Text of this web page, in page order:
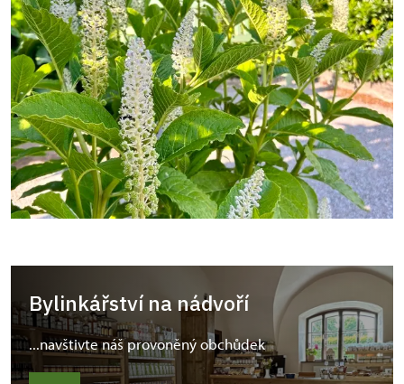
Bylinkářství na nádvoří
...navštivte náš provoněný obchůdek